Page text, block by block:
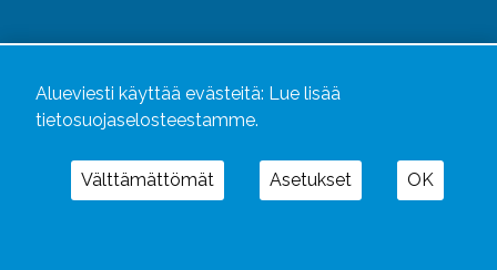
Alueviesti käyttää evästeitä: Lue lisää
tietosuojaselosteestamme.
Välttämättömät Asetukset OK